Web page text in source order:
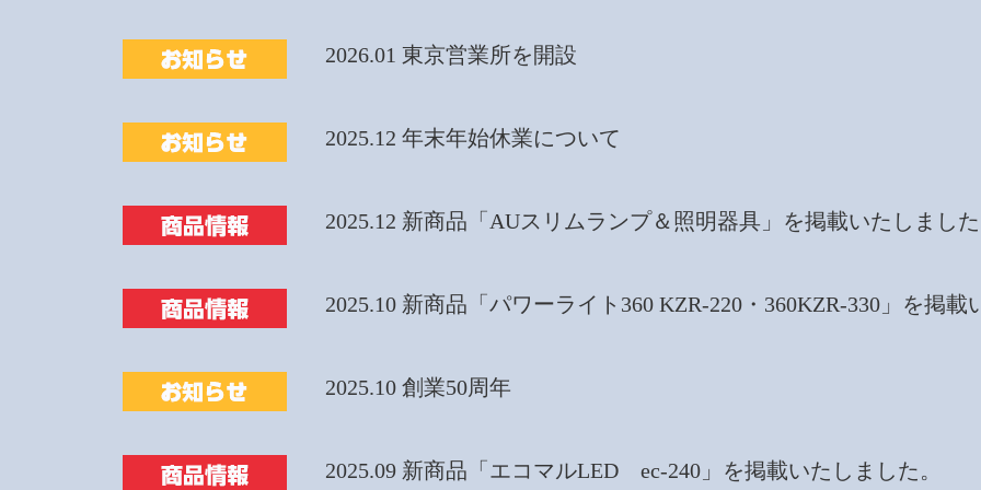
2026.01 東京営業所を開設
2025.12 年末年始休業について
2025.12 新商品「AUスリムランプ＆照明器具」を掲載いたしました
2025.10 新商品「パワーライト360 KZR-220・360KZR-330」を掲載
2025.10 創業50周年
2025.09 新商品「エコマルLED ec-240」を掲載いたしました。